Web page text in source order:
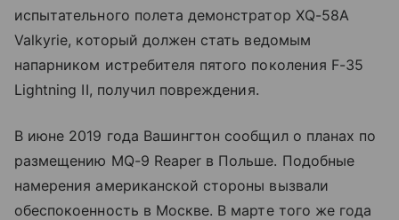
испытательного полета демонстратор XQ-58A
Valkyrie, который должен стать ведомым
напарником истребителя пятого поколения F-35
Lightning II, получил повреждения.
В июне 2019 года Вашингтон сообщил о планах по
размещению MQ-9 Reaper в Польше. Подобные
намерения американской стороны вызвали
обеспокоенность в Москве. В марте того же года